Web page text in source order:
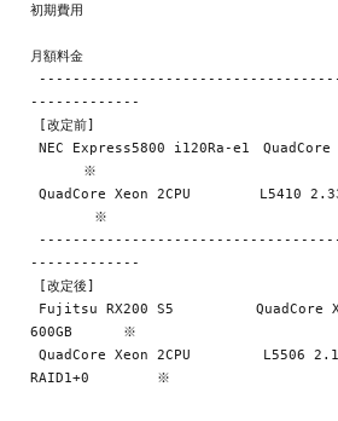
初期費用
月額料金
-------------
※
※
-------------
600GB      ※
RAID1+0        ※